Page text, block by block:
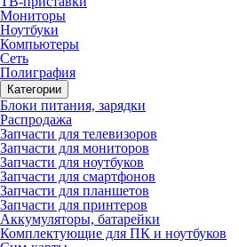
Мониторы
Ноутбуки
Компьютеры
Сеть
Полиграфия
Категории
Блоки питания, зарядки
Распродажа
Запчасти для телевизоров
Запчасти для мониторов
Запчасти для ноутбуков
Запчасти для смартфонов
Запчасти для планшетов
Запчасти для принтеров
Аккумуляторы, батарейки
Комплектующие для ПК и ноутбуков